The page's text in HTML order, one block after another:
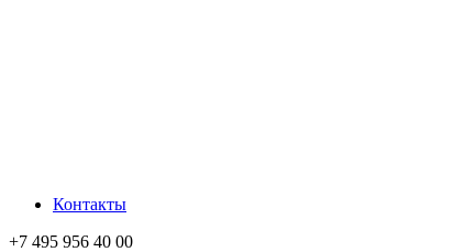
Контакты
+7 495 956 40 00